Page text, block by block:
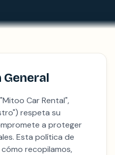
General
Car Rental",
respeta su
a proteger
Esta política de
recopilamos,